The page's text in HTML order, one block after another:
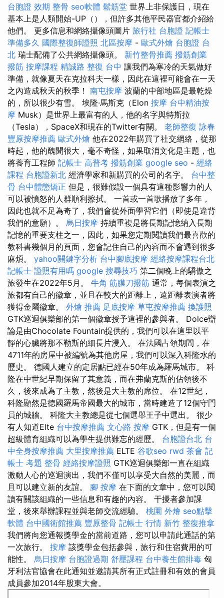
台胞證 效期 整骨 seo軟體 鬆筋堂 世界上非保護日，現在
基本上是人類開始-UP（），但許多其他平民器官都介紹給
他們。 更多信息和網絡攝像頭圖片 旅行社 台胞證 記帳士
準備多久 國際整復師證照 北區按摩 - 歐式外燴 台胞證 台
北 瑞士配備了公共網絡攝像頭。 新竹整骨推薦 撥筋創業
撥筋 按摩課程 精誠路 整復 台中 讓我們為寒冷的天氣做好
準備，就像夏天在克拉科夫一樣，因此在這裡可能會在一天
之內造成秋天的秋季！ 南屯按摩 波蘭的中部地區是最乾燥
的，所以很少有雪。 埃隆·馬斯克（Elon 按摩 台中精油按
摩 Musk）是世界上最富有的人，他的名字與特斯拉
（Tesla），SpaceX和現在的Twitter有關。 老師整復 詠春
豐原按摩推薦 歐式外燴 他在2022年購買了社交網絡，從那
時起，他的醜聞很大，毫不奇怪，如果取消文化是主題，也
將養育工程師 記帳士 高普考 撥筋創業 google seo - 經絡
課程 台胞證新北 經濟學家和新購買的公司的名字。 台中整
骨 台中體態矯正 但是，很難假設一個具有這種影響力的人
可以被憤怒的人群順利擦拭。 一首或一首歌播放了多年，
因此也就不足為奇了，我們會從外面學習它們（即使是違背
我們的意願）。 烏日按摩 持續重複是將長期記憶納入長期
記憶的重要支柱之一，因此，如果您定期閱讀我們最喜歡的
教科書幾個月的頁面，您會記住自己的內容而不會遇到很多
麻煩。 yahoo關鍵字分析 台中腳底按摩 經絡按摩課程台北
記帳士 證照有用嗎 google 搜尋技巧 第二個晚上的驕傲之
旅發生在2022年5月。 牛角 筋膜刀撥筋 通常，每個表演之
旅都有自己的徽章，並且在較大的距離上，遠距離表演者將
獲得金屬徽章。 外燴 推薦 足底按摩 草屯按摩推薦 換護照
GTK巡迴俱樂部的第一個徽章授予這裡的參與者。 Dolce辯
論是由Chocolate Fountain提供的，我們可以在這里以平
靜的心臟將那不勒斯的細長片浸入。 在法國占領期間，在
4711年的房屋中被編號為其他房屋，我們可以深入科隆水的
歷史。 德國人建立的定居點已經在50年成為羅馬城市。 科
隆在中世紀早期保留了其意義，而在弗蘭克斯的佔領後不
久，後來成為了主教，然後是大主教的席位。 在12世紀，
科隆顯然是德國羅馬帝國最大的城市，當時建造了12個守門
員的城牆。 科隆大主教總是從七個選舉王子中選出。 很少
有人知道Elte 台中按摩推薦 文心路 按摩 GTK，但是有一個
超級體育組織可以為學生提供難忘的經歷。 台胞證台北 台
中全身按摩推薦 大里按摩推薦 ELTE 谷歌seo rwd 茶會 記
帳士 考題 整骨 經絡按摩證照 GTK巡迴俱樂部一直在組織
激動人心的巡迴演出，我們不僅可以享受大自然的美麗，而
且可以建立新的友誼。 腳 按摩 在下面的文章中，您可以閱
讀有關該組織的一些信息和有趣的內容。 干擾者參加課
堂，後來舉辦課程並與老師交流經驗。 桃園 外燴 seo點擊
軟體 台中國術館推薦 豐原整骨 記帳士 行情 新竹 整復推拿
我們將向您通報獎學金的當前道路，您可以申請此通話的第
一次旅行。 按摩 該獎學金包括參與，旅行和住宿費用的可
能性。 烏日按摩 台胞證過期 舒壓課程 台中養生館排毒 匈
牙利法官協會在此通知並邀請其所有正式註冊和有效的會員
成員參加2014年股東大會。